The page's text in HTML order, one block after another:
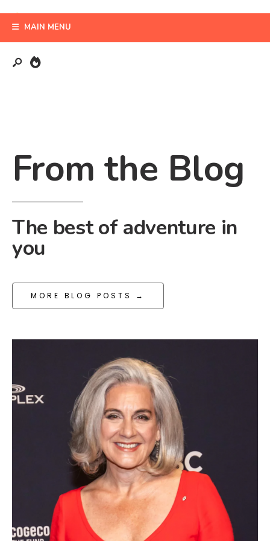
MAIN MENU
From the Blog
The best of adventure in
you
MORE BLOG POSTS →